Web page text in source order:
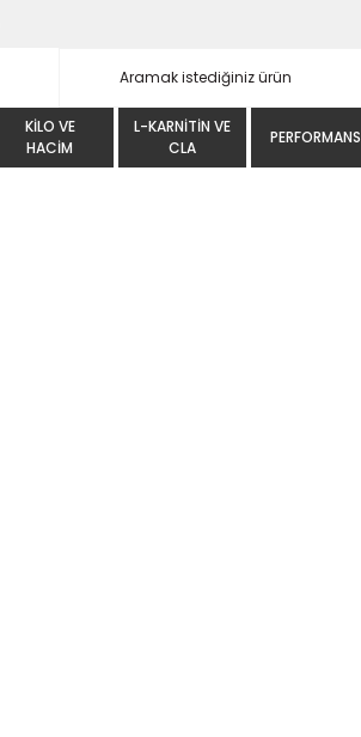
KILO VE
HACIM
L-KARNITIN VE
CLA
PERFORMANS